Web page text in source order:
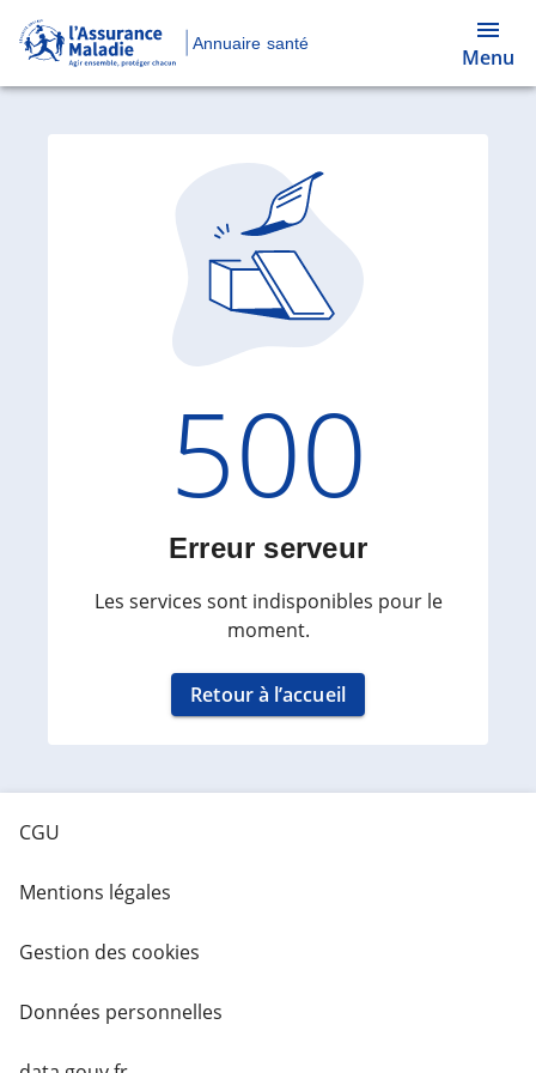
Annuaire santé
Menu
Code
500
Erreur serveur
Les services sont indisponibles pour le
moment.
Retour à l’accueil
CGU
Mentions légales
Gestion des cookies
Données personnelles